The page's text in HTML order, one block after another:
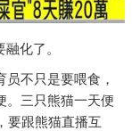
化了。
不只是要喂食，
。三只熊猫一天便
要跟熊猫直播互